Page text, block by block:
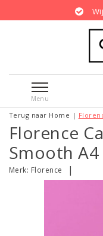
Menu
Terug naar Home |
Florence
Smooth A4
Merk: Florence |